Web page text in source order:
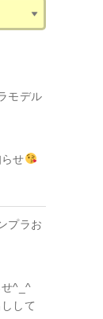
モデル
せ
プラお
せ^_^
して